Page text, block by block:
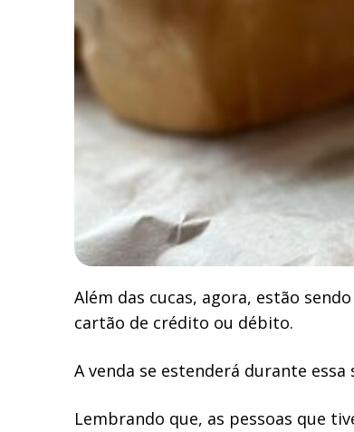
Além das cucas, agora, estão
cartão de crédito ou débito.
A venda se estenderá durante essa
Lembrando que, as pessoas que